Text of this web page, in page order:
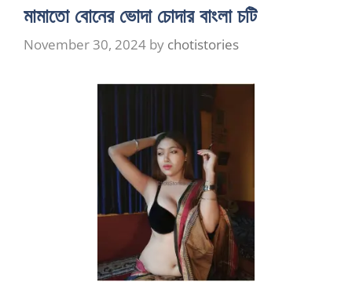
মামাতো বোনের ভোদা চোদার বাংলা চটি
November 30, 2024 by chotistories